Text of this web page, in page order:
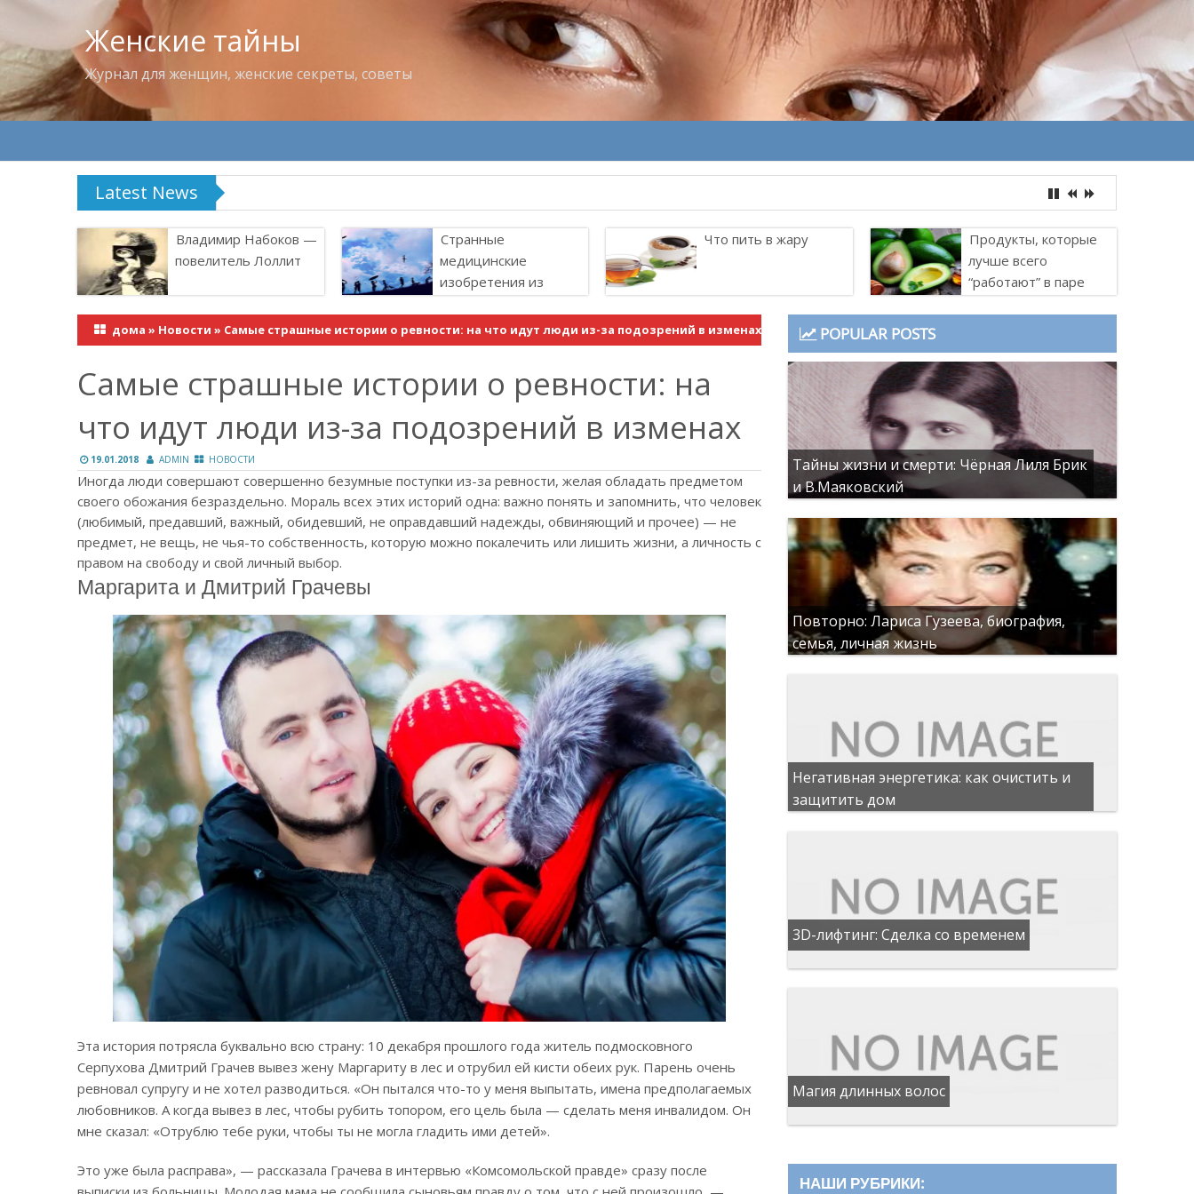
Женские тайны
Журнал для женщин, женские секреты, советы
Latest News
Владимир Набоков —
повелитель Лоллит
Странные
медицинские
изобретения из
Что пить в жару
Продукты, которые
лучше всего
“работают” в паре
дома » Новости » Самые страшные истории о ревности: на что идут люди из-за подозрений в изменах
Самые страшные истории о ревности: на
что идут люди из-за подозрений в изменах
19.01.2018 ADMIN НОВОСТИ
Иногда люди совершают совершенно безумные поступки из-за ревности, желая обладать предметом
своего обожания безраздельно. Мораль всех этих историй одна: важно понять и запомнить, что человек
(любимый, предавший, важный, обидевший, не оправдавший надежды, обвиняющий и прочее) — не
предмет, не вещь, не чья-то собственность, которую можно покалечить или лишить жизни, а личность с
правом на свободу и свой личный выбор.
Маргарита и Дмитрий Грачевы
Эта история потрясла буквально всю страну: 10 декабря прошлого года житель подмосковного
Серпухова Дмитрий Грачев вывез жену Маргариту в лес и отрубил ей кисти обеих рук. Парень очень
ревновал супругу и не хотел разводиться. «Он пытался что-то у меня выпытать, имена предполагаемых
любовников. А когда вывез в лес, чтобы рубить топором, его цель была — сделать меня инвалидом. Он
мне сказал: «Отрублю тебе руки, чтобы ты не могла гладить ими детей».
Это уже была расправа», — рассказала Грачева в интервью «Комсомольской правде» сразу после
POPULAR POSTS
Тайны жизни и смерти: Чёрная Лиля Брик
и В.Маяковский
Повторно: Лариса Гузеева, биография,
семья, личная жизнь
Негативная энергетика: как очистить и
защитить дом
3D-лифтинг: Сделка со временем
Магия длинных волос
НАШИ РУБРИКИ: